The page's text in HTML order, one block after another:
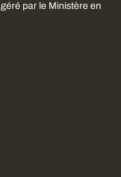
par le Ministère en